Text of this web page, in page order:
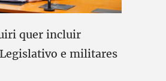
quer incluir
e militares